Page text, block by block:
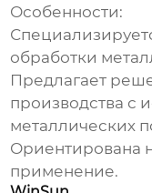
Особенности:
обработки
Предлагает
производства с
металлических
Ориентирована
применение.